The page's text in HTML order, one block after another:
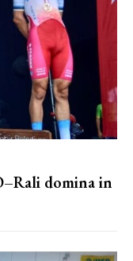
domina in